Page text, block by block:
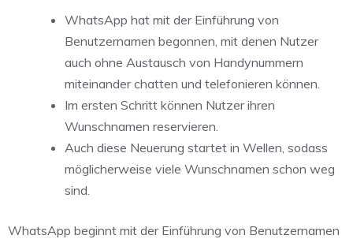
WhatsApp hat mit der Einführung von
Benutzernamen begonnen, mit denen Nutzer
auch ohne Austausch von Handynummern
miteinander chatten und telefonieren können.
Im ersten Schritt können Nutzer ihren
Wunschnamen reservieren.
Auch diese Neuerung startet in Wellen, sodass
möglicherweise viele Wunschnamen schon weg
sind.
WhatsApp beginnt mit der Einführung von Benutzernamen